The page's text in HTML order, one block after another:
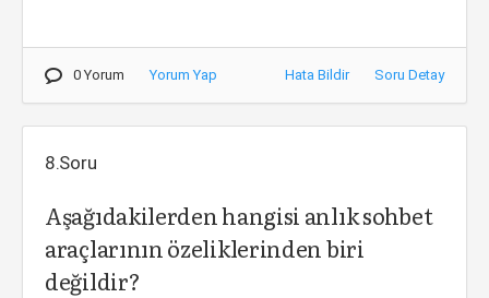
0 Yorum Yorum Yap Hata Bildir Soru Detay
8.Soru
Aşağıdakilerden hangisi anlık sohbet
araçlarının özeliklerinden biri
değildir?